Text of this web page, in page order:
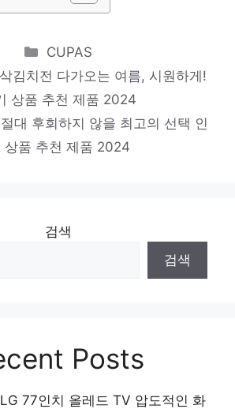
키토도시락
현미주먹밥
당신을 위해 인기 상품 추천
제품 2024
Categories
CUPAS
김치전 다가오는 여름, 시원하게!
상품 추천 제품 2024
대 후회하지 않을 최고의 선택 인
상품 추천 제품 2024
검색
검색
Posts
77인치 올레드 TV 압도적인 화